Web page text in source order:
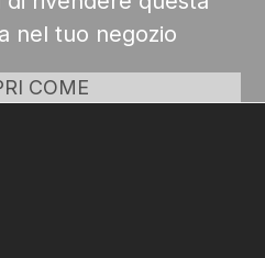
nel tuo negozio
COME